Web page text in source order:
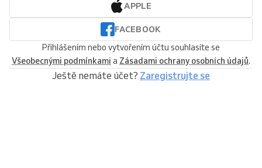
APPLE
FACEBOOK
Přihlášením nebo vytvořením účtu souhlasíte se
Všeobecnými podmínkami a Zásadami ochrany osobních údajů.
Ještě nemáte účet? Zaregistrujte se